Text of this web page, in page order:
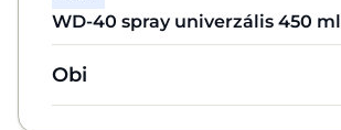
WD-40 spray univerzális 450 ml
Obi